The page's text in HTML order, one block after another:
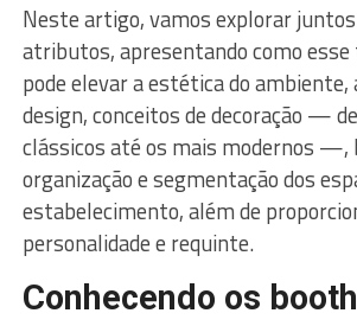
Neste artigo, vamos explorar
atributos, apresentando como
pode elevar a estética do ambiente,
design, conceitos de decoração —
clássicos até os mais modernos —,
organização e segmentação dos
estabelecimento, além de
personalidade e requinte.
Conhecendo os booth